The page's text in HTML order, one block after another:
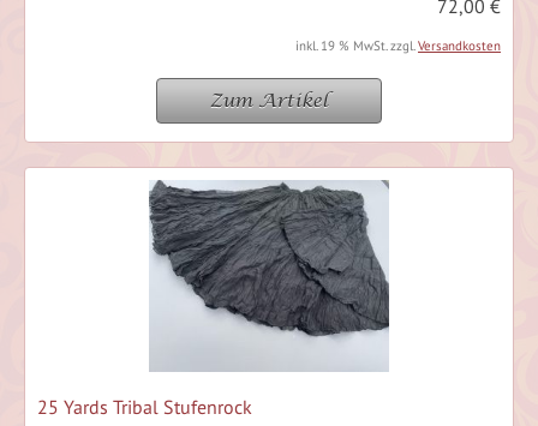
72,00 €
inkl. 19 % MwSt. zzgl.Versandkosten
Zum Artikel
25 Yards Tribal Stufenrock